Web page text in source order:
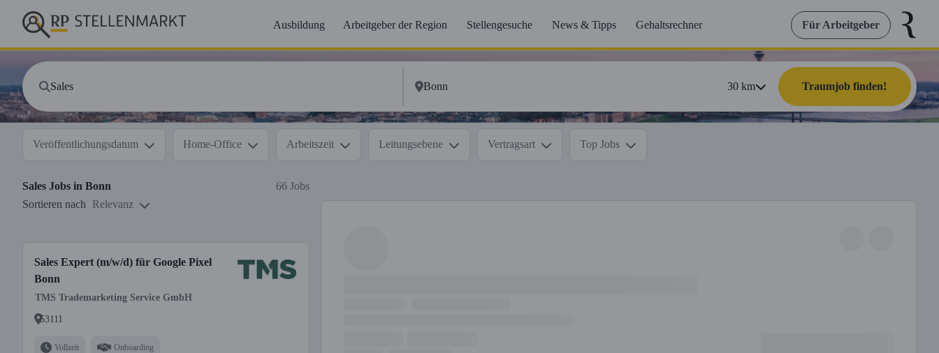
Ausbildung Arbeitgeber der Region Stellengesuche News & Tipps Gehaltsrechner Für Arbeitgeber
30km Traumjob finden!
Veröffentlichungsdatum Home-Office Arbeitszeit Leitungsebene Vertragsart Top Jobs
Sales Jobs in Bonn
66 Jobs
Sortieren nach
Relevanz
Sales Expert (m/w/d) für Google Pixel
Bonn
TMS Trademarketing Service GmbH
53111
Vollzeit Onboarding